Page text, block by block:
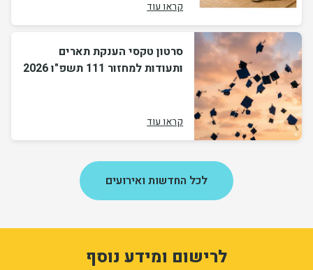
קראו עוד
סרטון טקסי הענקת תארים
ותעודות למחזור 111 תשפ"ו 2026
קראו עוד
לכל החדשות ואירועים
לרישום ומידע נוסף
form-ce1KsbHv5iGZSUwcFRaUY19XRT9paWus8dtRhK_FIZI
inoEm4gPh0xD-3iSpUmU02qNqysGS_uivRMrTBbSg-s